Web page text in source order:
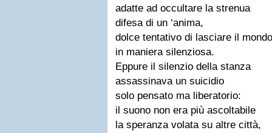
adatte ad occultare la strenua
difesa di un ‘anima,
dolce tentativo di lasciare il mondo
in maniera silenziosa.
Eppure il silenzio della stanza
assassinava un suicidio
solo pensato ma liberatorio:
il suono non era più ascoltabile
la speranza volata su altre città,